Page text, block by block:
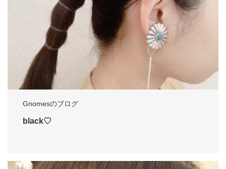
Gnomesのブログ
black♡